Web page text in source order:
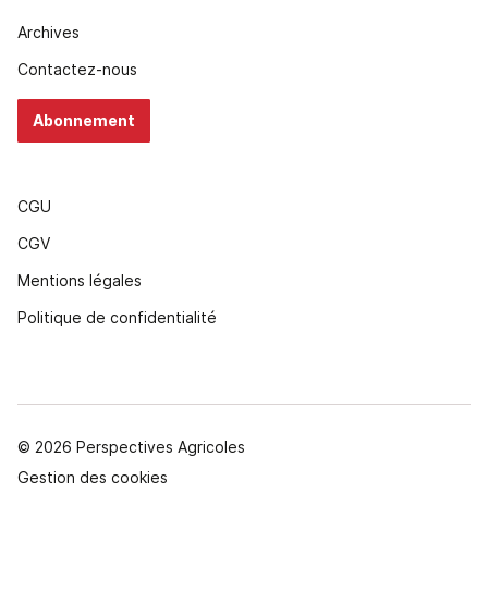
Archives
Contactez-nous
Abonnement
CGU
CGV
Mentions légales
Politique de confidentialité
© 2026 Perspectives Agricoles
Gestion des cookies